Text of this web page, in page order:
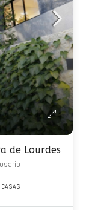
de Lourdes
CASAS